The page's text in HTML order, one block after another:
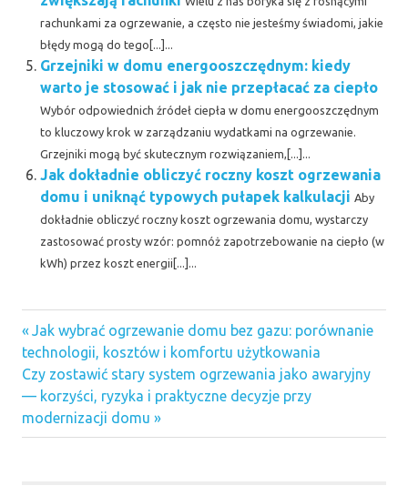
rachunkami za ogrzewanie, a często nie jesteśmy świadomi, jakie
błędy mogą do tego[...]...
Grzejniki w domu energooszczędnym: kiedy
warto je stosować i jak nie przepłacać za ciepło
Wybór odpowiednich źródeł ciepła w domu energooszczędnym
to kluczowy krok w zarządzaniu wydatkami na ogrzewanie.
Grzejniki mogą być skutecznym rozwiązaniem,[...]...
Jak dokładnie obliczyć roczny koszt ogrzewania
domu i uniknąć typowych pułapek kalkulacji Aby
dokładnie obliczyć roczny koszt ogrzewania domu, wystarczy
zastosować prosty wzór: pomnóż zapotrzebowanie na ciepło (w
kWh) przez koszt energii[...]...
Nawigacja
wpisu
Previous
Post:
Jak wybrać ogrzewanie domu bez gazu: porównanie
technologii, kosztów i komfortu użytkowania
Next
Post:
Czy zostawić stary system ogrzewania jako awaryjny
— korzyści, ryzyka i praktyczne decyzje przy
modernizacji domu